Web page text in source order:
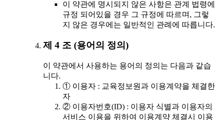
이 약관에 명시되지 않은 사항은 관계 법령에
규정 되어있을 경우 그 규정에 따르며, 그렇
지 않은 경우에는 일반적인 관례에 따릅니다.
제 4 조 (용어의 정의)
이 약관에서 사용하는 용어의 정의는 다음과 같습
니다.
① 이용자 : 교육정보원과 이용계약을 체결한
자
② 이용자번호(ID) : 이용자 식별과 이용자의
서비스 이용을 위하여 이용계약 체결시 이용